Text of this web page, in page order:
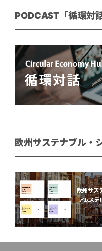
PODCAST「循環対
欧州サステナブル・